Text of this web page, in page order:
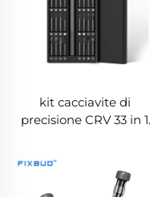
kit cacciavite di
precisione CRV 33 in 1